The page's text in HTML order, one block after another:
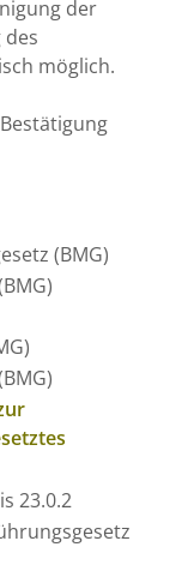
der
möglich.
(BMG)
23.0.2